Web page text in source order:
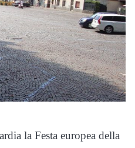
la Festa europea della